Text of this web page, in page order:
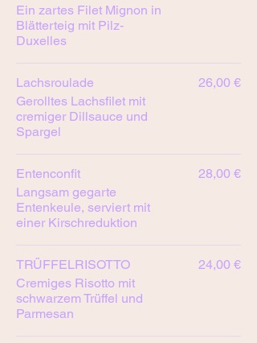
Ein zartes Filet Mignon in
Blätterteig mit Pilz-
Duxelles
Lachsroulade
Gerolltes Lachsfilet mit
cremiger Dillsauce und
Spargel
26,00 €
Entenconfit
Langsam gegarte
Entenkeule, serviert mit
einer Kirschreduktion
28,00 €
TRÜFFELRISOTTO
Cremiges Risotto mit
schwarzem Trüffel und
Parmesan
24,00 €